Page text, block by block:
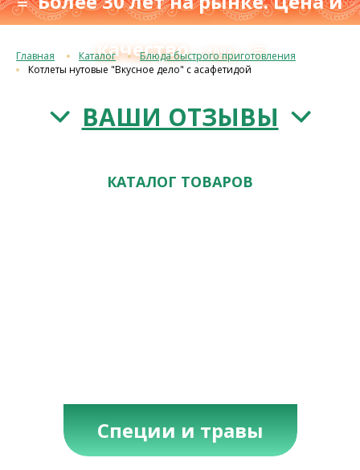
качествос 1993 г.≡
Главная Каталог
Блюда быстрого приготовления
Котлеты нутовые "Вкусное дело" с асафетидой
ВАШИ ОТЗЫВЫ
КАТАЛОГ ТОВАРОВ
Специи и травы